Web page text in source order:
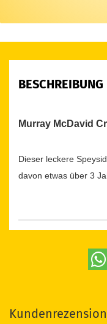
BESCHREIBUNG
Murray McDavid
Dieser leckere
davon etwas über 3